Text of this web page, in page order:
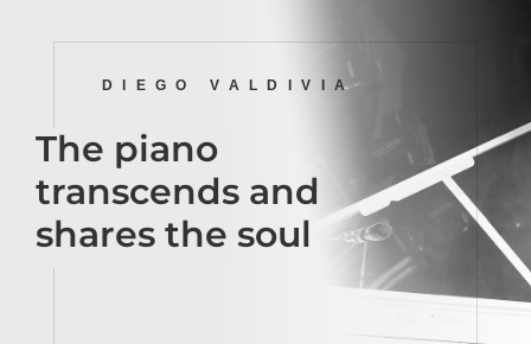
DIEGO VALDIVIA
The piano
transcends and
shares the soul